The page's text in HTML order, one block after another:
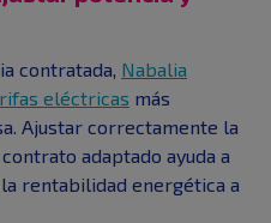
contratada, Nabalia
eléctricas más
Ajustar correctamente la
adaptado ayuda a
rentabilidad energética a